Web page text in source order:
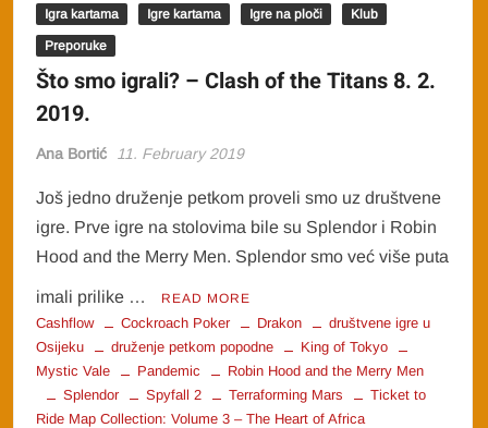
Igra kartama Igre kartama Igre na ploči Klub
Preporuke
Što smo igrali? – Clash of the Titans 8. 2.
2019.
Ana Bortić 11. February 2019
Još jedno druženje petkom proveli smo uz društvene
igre. Prve igre na stolovima bile su Splendor i Robin
Hood and the Merry Men. Splendor smo već više puta
imali prilike … READ MORE
Cashflow Cockroach Poker Drakon
društvene igre u
Osijeku
druženje petkom popodne
King of Tokyo
Mystic Vale
Pandemic
Robin Hood and the Merry Men
Splendor
Spyfall 2 Terraforming Mars
Ticket to
Ride Map Collection: Volume 3 – The Heart of Africa